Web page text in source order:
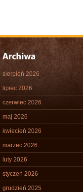
sierpień 2026
lipiec 2026
czerwiec 2026
maj 2026
kwiecień 2026
marzec 2026
luty 2026
styczeń 2026
grudzień 2025